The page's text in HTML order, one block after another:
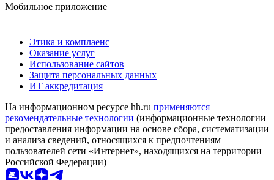
Мобильное приложение
Этика и комплаенс
Оказание услуг
Использование сайтов
Защита персональных данных
ИТ аккредитация
На информационном ресурсе hh.ru применяются
рекомендательные технологии (информационные технологии
предоставления информации на основе сбора, систематизации
и анализа сведений, относящихся к предпочтениям
пользователей сети «Интернет», находящихся на территории
Российской Федерации)